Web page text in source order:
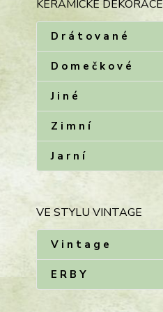
KERAMICKÉ DEKORACE
D r á t o v a n é
D o m e č k o v é
J i n é
Z i m n í
J a r n í
VE STYLU VINTAGE
V i n t a g e
E R B Y